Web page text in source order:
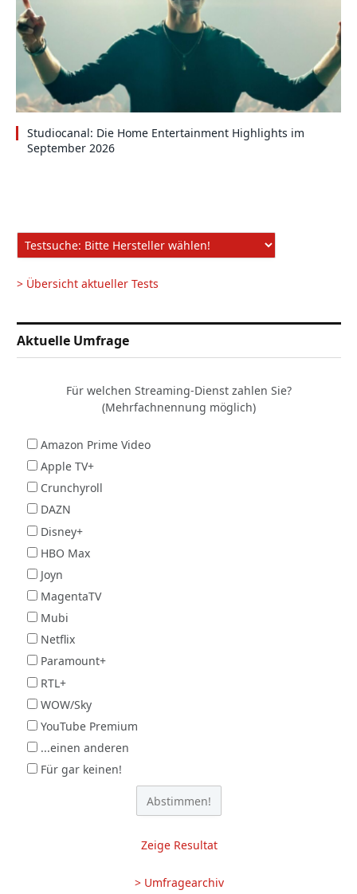
Studiocanal: Die Home Entertainment Highlights im
September 2026
> Übersicht aktueller Tests
Aktuelle Umfrage
Für welchen Streaming-Dienst zahlen Sie?
(Mehrfachnennung möglich)
Amazon Prime Video
Apple TV+
Crunchyroll
DAZN
Disney+
HBO Max
Joyn
MagentaTV
Mubi
Netflix
Paramount+
RTL+
WOW/Sky
YouTube Premium
...einen anderen
Für gar keinen!
Zeige Resultat
> Umfragearchiv